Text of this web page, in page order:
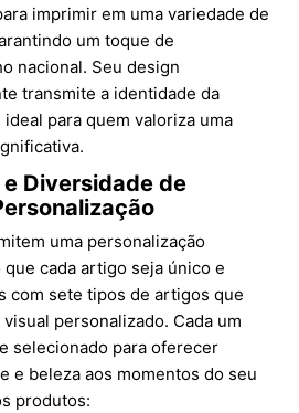
imprimir em uma variedade de
um toque de
nacional. Seu design
transmite a identidade da
para quem valoriza uma
Diversidade de
uma personalização
cada artigo seja único e
com sete tipos de artigos que
personalizado. Cada um
selecionado para oferecer
e beleza aos momentos do seu
produtos: